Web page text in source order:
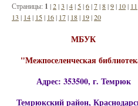
Страницы: 1 |2|3 |4| 5|6|7|8|9| 10| 11
13 | 14| 15| 16| 17| 18| 19|20
МБУК
"Межпоселенческая
Адрес: 353500, г. Темрюк
Темрюкский район,